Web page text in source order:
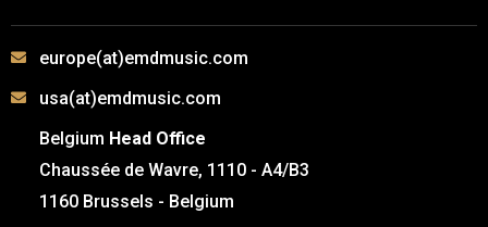
europe(at)emdmusic.com
usa(at)emdmusic.com
Belgium Head Office
Chaussée de Wavre, 1110 - A4/B3
1160 Brussels - Belgium